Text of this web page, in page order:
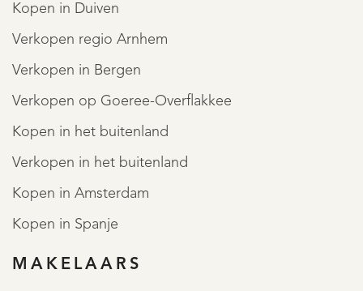
Kopen in Duiven
Verkopen regio Arnhem
Verkopen in Bergen
Verkopen op Goeree-Overflakkee
Kopen in het buitenland
Verkopen in het buitenland
Kopen in Amsterdam
Kopen in Spanje
MAKELAARS